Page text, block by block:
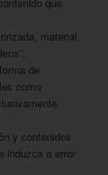
material
de
como
y contenidos
induzca a error